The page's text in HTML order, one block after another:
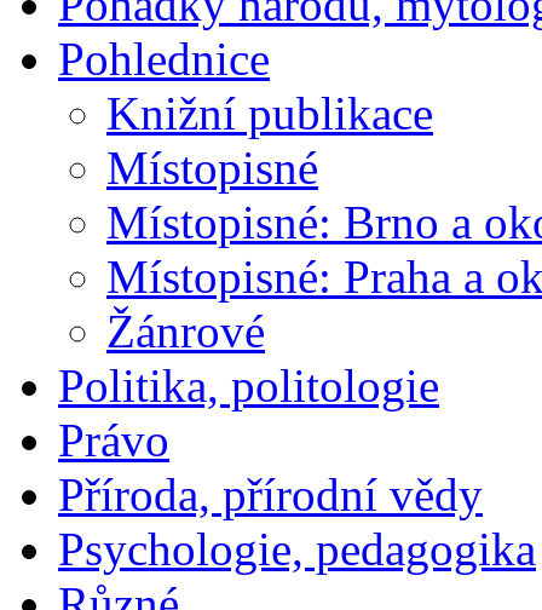
Pohlednice
Knižní publikace
Místopisné
Místopisné: Brno a
Místopisné: Praha a
Žánrové
Politika, politologie
Právo
Příroda, přírodní vědy
Psychologie, pedagogika